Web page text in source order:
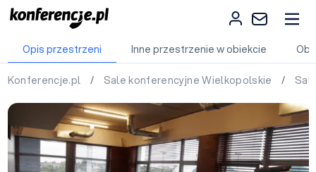
Opis przestrzeni Inne przestrzenie w obiekcie
Konferencje.pl / Sale konferencyjne Wielkopolskie /